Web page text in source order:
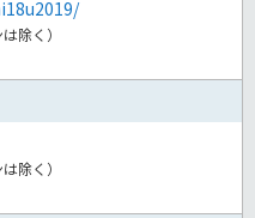
除く）
除く）